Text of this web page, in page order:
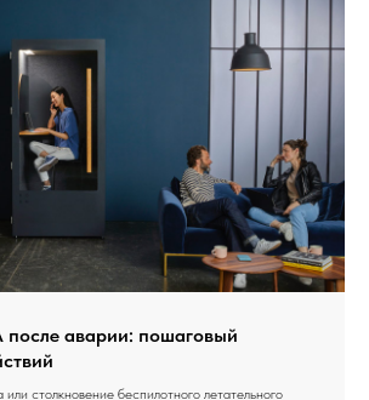
аварии: пошаговый
столкновение беспилотного летательного